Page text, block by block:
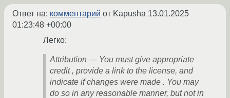
Ответ на: комментарий от Kapusha 13.01.2025
01:23:48 +00:00
Легко:
Attribution — You must give appropriate
credit , provide a link to the license, and
indicate if changes were made . You may
do so in any reasonable manner, but not in